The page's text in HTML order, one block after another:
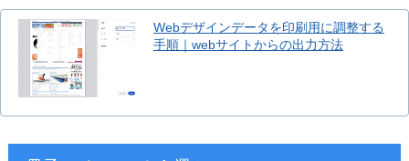
Webデザインデータを印刷用に調整する
手順｜webサイトからの出力方法